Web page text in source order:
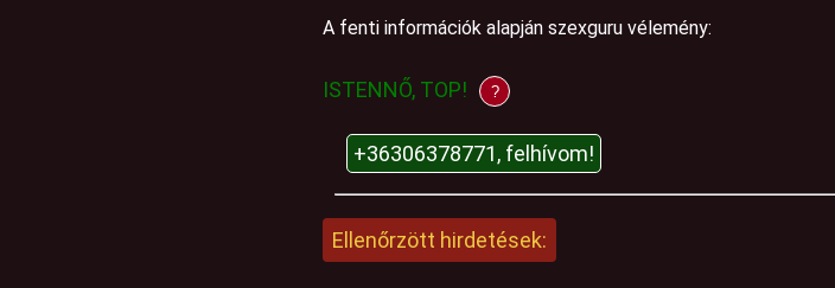
A fenti információk alapján szexguru vélemény:
ISTENNŐ, TOP! ?
+36306378771, felhívom!
Ellenőrzött hirdetések: